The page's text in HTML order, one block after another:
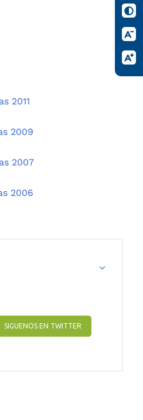
2011
2009
2007
2006
SIGUENOS EN TWITTER